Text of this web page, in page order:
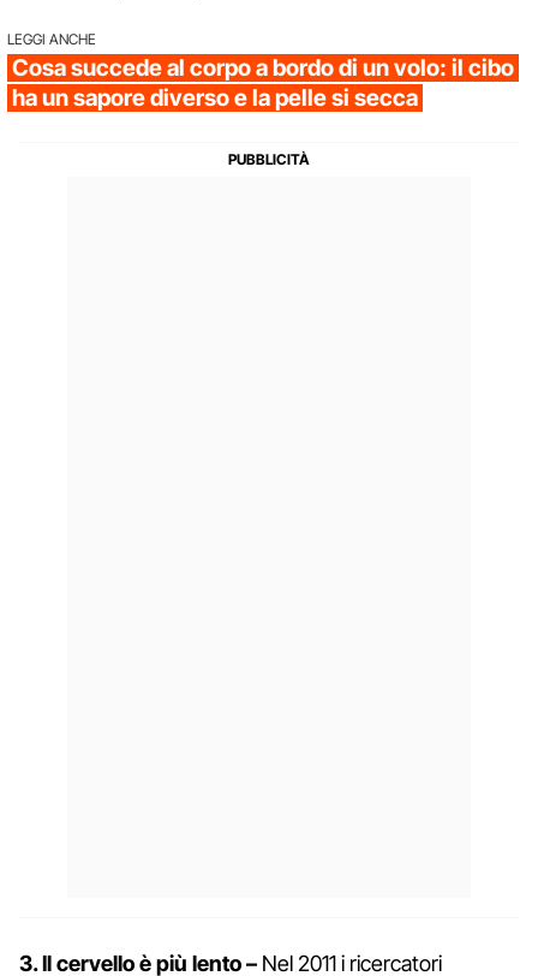
LEGGI ANCHE
Cosa succede al corpo a bordo di un volo: il cibo
ha un sapore diverso e la pelle si secca
3. Il cervello è più lento – Nel 2011 i ricercatori